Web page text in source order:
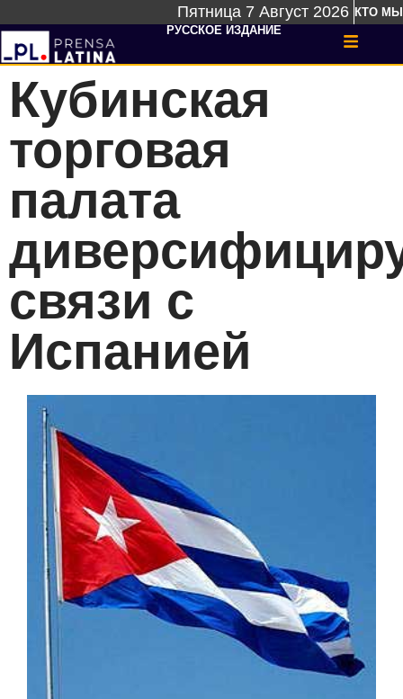
Пятница 7 Август 2026 КТО МЫ
РУССКОЕ ИЗДАНИЕ
Кубинская
торговая
палата
связи с
Испанией